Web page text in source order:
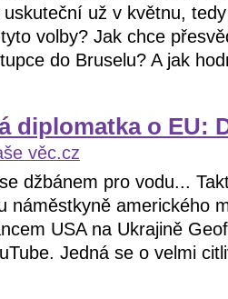
už v květnu,
volby? Jak chce
do Bruselu? A jak
diplomatka o EU:
věc.cz
džbánem pro vodu...
náměstkyně amerického
USA na Ukrajině
Jedná se o velmi